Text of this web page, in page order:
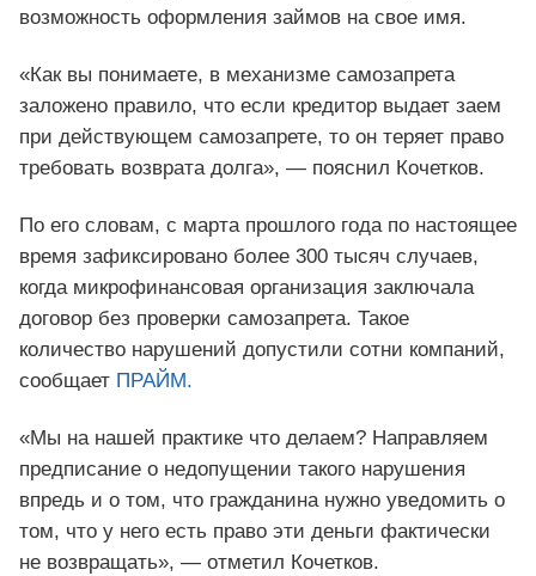
возможность оформления займов на свое имя.
«Как вы понимаете, в механизме самозапрета
заложено правило, что если кредитор выдает заем
при действующем самозапрете, то он теряет право
требовать возврата долга», — пояснил Кочетков.
По его словам, с марта прошлого года по настоящее
время зафиксировано более 300 тысяч случаев,
когда микрофинансовая организация заключала
договор без проверки самозапрета. Такое
количество нарушений допустили сотни компаний,
сообщает ПРАЙМ.
«Мы на нашей практике что делаем? Направляем
предписание о недопущении такого нарушения
впредь и о том, что гражданина нужно уведомить о
том, что у него есть право эти деньги фактически
не возвращать», — отметил Кочетков.